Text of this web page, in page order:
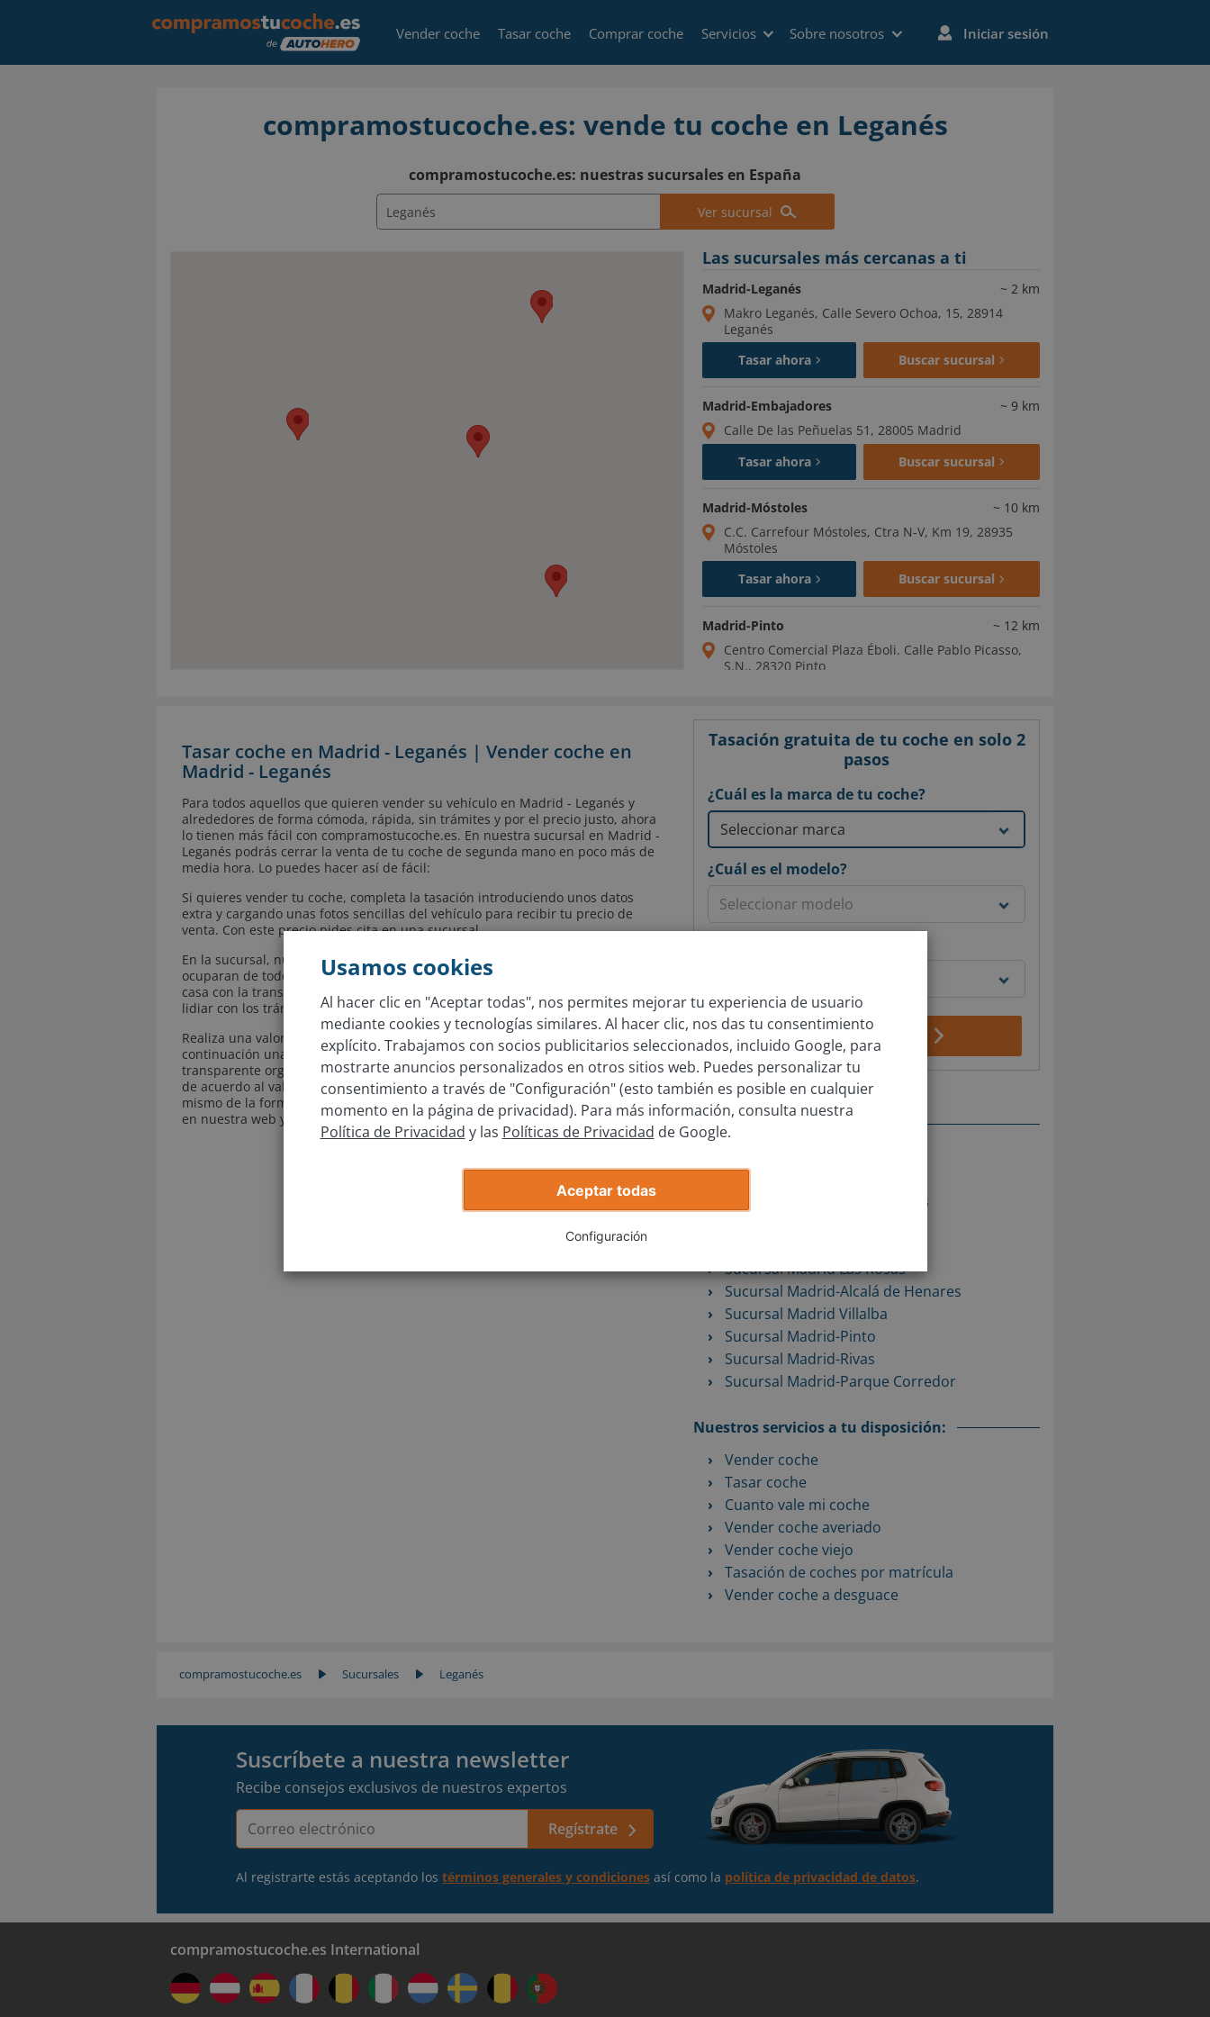
Vender coche Tasar coche Comprar coche Servicios Sobre nosotros Iniciar sesión
compramostucoche.es: vende tu coche en Leganés
compramostucoche.es: nuestras sucursales en España
Ver sucursal
Las sucursales más cercanas a ti
Madrid-Leganés ~ 2 km
Makro Leganés, Calle Severo Ochoa, 15, 28914
Leganés
Tasar ahora
Buscar sucursal
Madrid-Embajadores ~ 9 km
Calle De las Peñuelas 51, 28005 Madrid
Tasar ahora
Buscar sucursal
Madrid-Móstoles ~ 10 km
C.C. Carrefour Móstoles, Ctra N-V, Km 19, 28935
Móstoles
Tasar ahora
Buscar sucursal
Madrid-Pinto ~ 12 km
Centro Comercial Plaza Éboli. Calle Pablo Picasso,
S.N., 28320 Pinto
Tasar coche en Madrid - Leganés | Vender coche en
Madrid - Leganés
Para todos aquellos que quieren vender su vehículo en Madrid - Leganés y
alrededores de forma cómoda, rápida, sin trámites y por el precio justo, ahora
lo tienen más fácil con compramostucoche.es. En nuestra sucursal en Madrid -
Leganés podrás cerrar la venta de tu coche de segunda mano en poco más de
media hora. Lo puedes hacer así de fácil:
Si quieres vender tu coche, completa la tasación introduciendo unos datos
extra y cargando unas fotos sencillas del vehículo para recibir tu precio de
venta. Con este precio pides cita en una sucursal.
En la sucursal, nuestros expertos confirmarán los datos del coche y se
ocuparan de todos los trámites. En poco más de 30 minutos, estás de vuelta a
casa con la transferencia del precio hecha a tu cuenta bancaria y sin tener que
lidiar con los trámites burocráticos en Tráfico.
Realiza una valoración rápida a través de nuestra herramienta online y pide a
continuación una cita en nuestras nuevas instalaciones en Madrid. Este método
transparente organizado en dos fases nos permite ofrecer el precio más justo
de acuerdo al valor de tu vehículo en el mercado y realizar la compra del
mismo de la forma más rápida y cómoda para ti. ¡Tasa tu coche ahora mismo
en nuestra web y descubre cuánto puedes ganar por él!
Tasación gratuita de tu coche en solo 2
pasos
¿Cuál es la marca de tu coche?
¿Cuál es el modelo?
Obtener tasación
Nuestras sucursales
Sucursal Madrid Embajadores
Sucursal Madrid Las Rosas
Sucursal Madrid-Alcalá de Henares
Sucursal Madrid Villalba
Sucursal Madrid-Pinto
Sucursal Madrid-Rivas
Sucursal Madrid-Parque Corredor
Nuestros servicios a tu disposición:
Vender coche
Tasar coche
Cuanto vale mi coche
Vender coche averiado
Vender coche viejo
Tasación de coches por matrícula
Vender coche a desguace
compramostucoche.es Sucursales Leganés
Suscríbete a nuestra newsletter
Recibe consejos exclusivos de nuestros expertos
Correo
electrónico
Regístrate
Al registrarte estás aceptando los términos generales y condiciones así como la política de privacidad de datos.
compramostucoche.es International
Usamos cookies
Al hacer clic en "Aceptar todas", nos permites mejorar tu experiencia de usuario
mediante cookies y tecnologías similares. Al hacer clic, nos das tu consentimiento
explícito. Trabajamos con socios publicitarios seleccionados, incluido Google, para
mostrarte anuncios personalizados en otros sitios web. Puedes personalizar tu
consentimiento a través de "Configuración" (esto también es posible en cualquier
momento en la página de privacidad). Para más información, consulta nuestra
Política de Privacidad y las Políticas de Privacidad de Google.
Aceptar todas
Configuración